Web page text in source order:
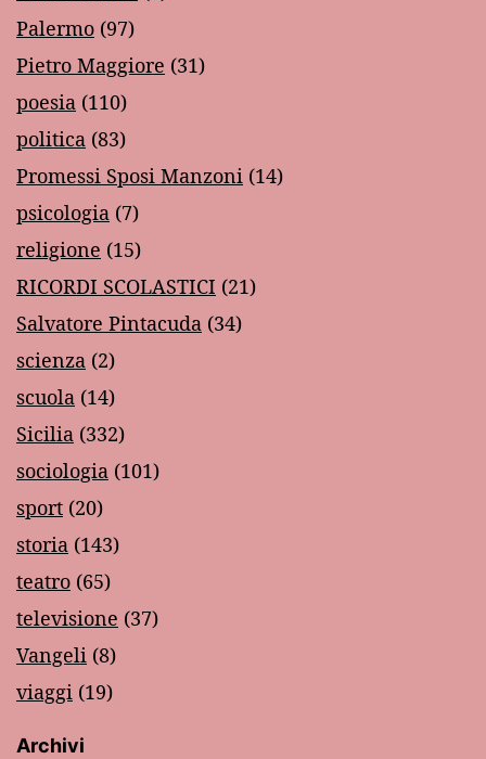
Palermo (97)
Pietro Maggiore (31)
poesia (110)
politica (83)
Promessi Sposi Manzoni (14)
psicologia (7)
religione (15)
RICORDI SCOLASTICI (21)
Salvatore Pintacuda (34)
scienza (2)
scuola (14)
Sicilia (332)
sociologia (101)
sport (20)
storia (143)
teatro (65)
televisione (37)
Vangeli (8)
viaggi (19)
Archivi